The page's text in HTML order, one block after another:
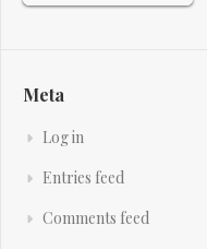
Meta
Log in
Entries feed
Comments feed